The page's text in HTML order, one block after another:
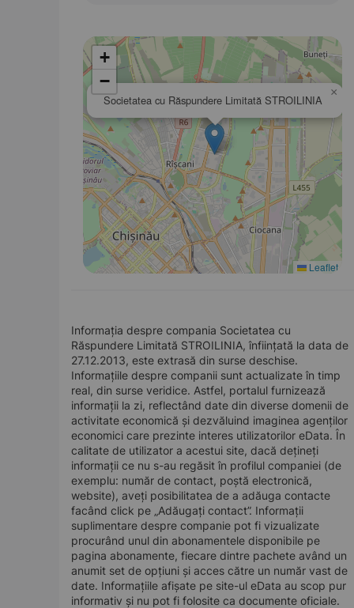
Societatea cu Răspundere Limitată STROILINIA
×
+
−
Leaflet
Informația despre compania Societatea cu
Răspundere Limitată STROILINIA, înființată la data de
27.12.2013, este extrasă din surse deschise.
Informațiile despre companii sunt actualizate în timp
real, din surse veridice. Astfel, portalul furnizează
informații la zi, reflectând date din diverse domenii de
activitate economică și dezvăluind imaginea agenților
economici care prezinte interes utilizatorilor eData. În
calitate de utilizator a acestui site, dacă dețineți
informații ce nu s-au regăsit în profilul companiei (de
exemplu: număr de contact, poștă electronică,
website), aveți posibilitatea de a adăuga contacte
facând click pe „Adăugați contact”. Informații
suplimentare despre companie pot fi vizualizate
procurând unul din abonamentele disponibile pe
pagina abonamente, fiecare dintre pachete având un
anumit set de opțiuni și acces către un număr vast de
date. Informațiile afișate pe site-ul eData au scop pur
informativ și nu pot fi folosite ca documente oficiale.